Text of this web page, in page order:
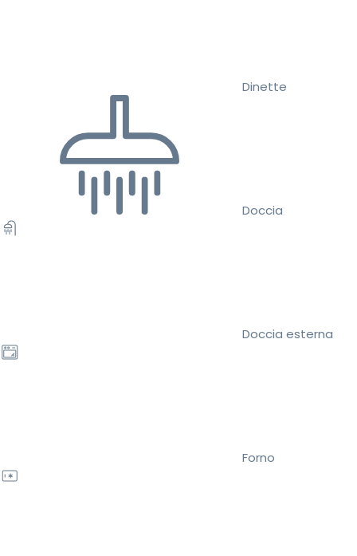
Dinette
Doccia
Doccia esterna
Forno